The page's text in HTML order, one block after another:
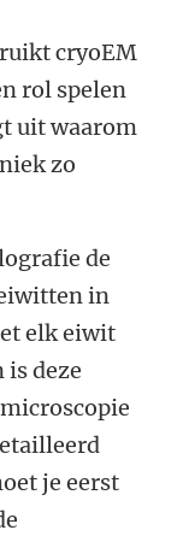
cryoEM
rol spelen
uit waarom
zo
de
in
elk eiwit
deze
je eerst